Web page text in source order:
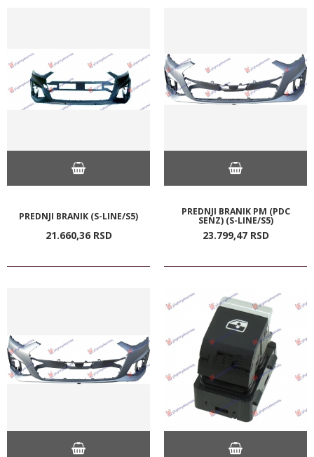
PREDNJI BRANIK (S-LINE/S5)
21.660,36 RSD
PREDNJI BRANIK PM (PDC
SENZ) (S-LINE/S5)
23.799,47 RSD